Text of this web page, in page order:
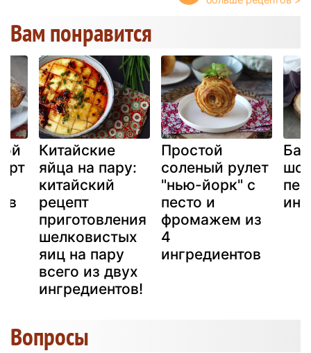
Вам понравится
Китайские
яйца на пару:
китайский
рецепт
приготовления
шелковистых
яиц на пару
всего из двух
ингредиентов!
Простой
соленый рулет
"нью-йорк" с
песто и
фромажем из
4
ингредиентов
Вопросы